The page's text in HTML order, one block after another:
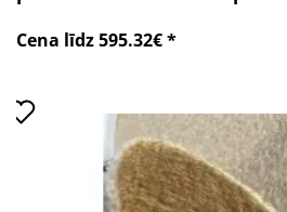
Cena līdz 595.32€ *